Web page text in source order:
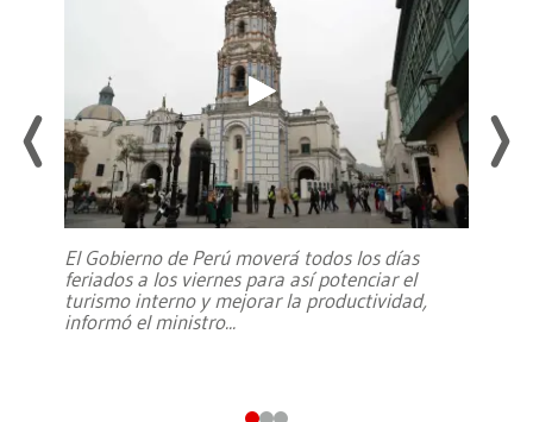
El Gobierno de Perú moverá todos los días
feriados a los viernes para así potenciar el
turismo interno y mejorar la productividad,
informó el ministro...